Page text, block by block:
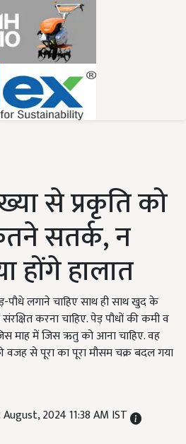
से प्रकृति को
सतर्क, न
होंगे हालात
लगाने चाहिए साथ ही साथ खुद के
करना चाहिए. पेड़ पौधों की कमी व
माह में जिस ऋतु को आना चाहिए. वह
से पूरा का पूरा मौसम चक्र बदल गया
2024 11:38 AM IST